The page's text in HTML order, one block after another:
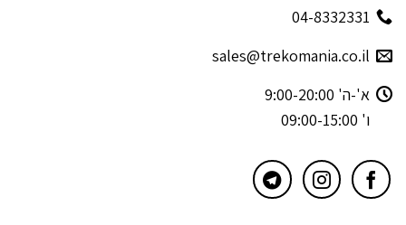
04-8332331
sales@trekomania.co.il
א'-ה' 9:00-20:00
ו' 09:00-15:00